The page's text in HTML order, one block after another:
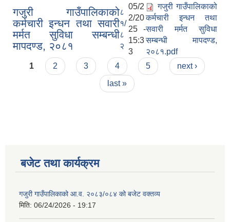
गजुरी गाउँपालिकाको
कर्मचारी इन्धन तथा सवारी
मर्मत सुविधा सम्बन्धी
मापदण्ड, २०८१
८
१/
८
२
05/2
2/20
25 -
15:3
3
गजुरी गाउँपालिकाको
कर्मचारी इन्धन तथा
सवारी मर्मत सुविधा
सम्बन्धी मापदण्ड,
२०८१.pdf
Pages
1 2 3 4 5
next ›
last »
बजेट तथा कार्यक्रम
गजुरी गाउँपालिकाको आ.व. २०८३/०८४ को बजेट वक्तव्य
मिति: 06/24/2026 - 19:17